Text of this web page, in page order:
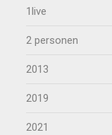
1live
2 personen
2013
2019
2021